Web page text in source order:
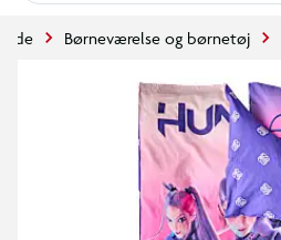
Børneværelse og børnetøj